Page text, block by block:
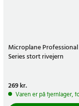
Microplane Professional
Series stort rivejern
Pris:269 kr.
269 kr.
Varen er på fjernlager,